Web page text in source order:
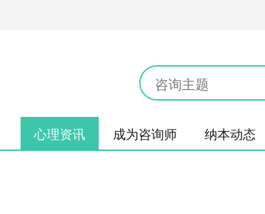
心理资讯 成为咨询师 纳本动态